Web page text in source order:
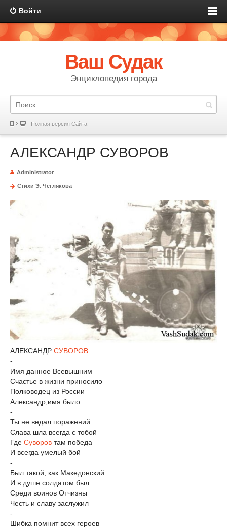
Войти
Ваш Судак
Энциклопедия города
Полная версия Сайта
АЛЕКСАНДР СУВОРОВ
Administrator
Стихи Э. Чеглякова
АЛЕКСАНДР СУВОРОВ
-
Имя данное Всевышним
Счастье в жизни приносило
Полководец из России
Александр,имя было
-
Ты не ведал поражений
Слава шла всегда с тобой
Где Суворов там победа
И всегда умелый бой
-
Был такой, как Македонский
И в душе солдатом был
Среди воинов Отчизны
Честь и славу заслужил
-
Шибка помнит всех героев